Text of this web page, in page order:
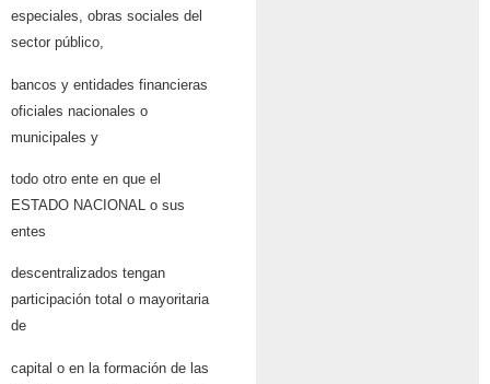
especiales, obras sociales del
sector público,
bancos y entidades financieras
oficiales nacionales o
municipales y
todo otro ente en que el
ESTADO NACIONAL o sus
entes
descentralizados tengan
participación total o mayoritaria
de
capital o en la formación de las